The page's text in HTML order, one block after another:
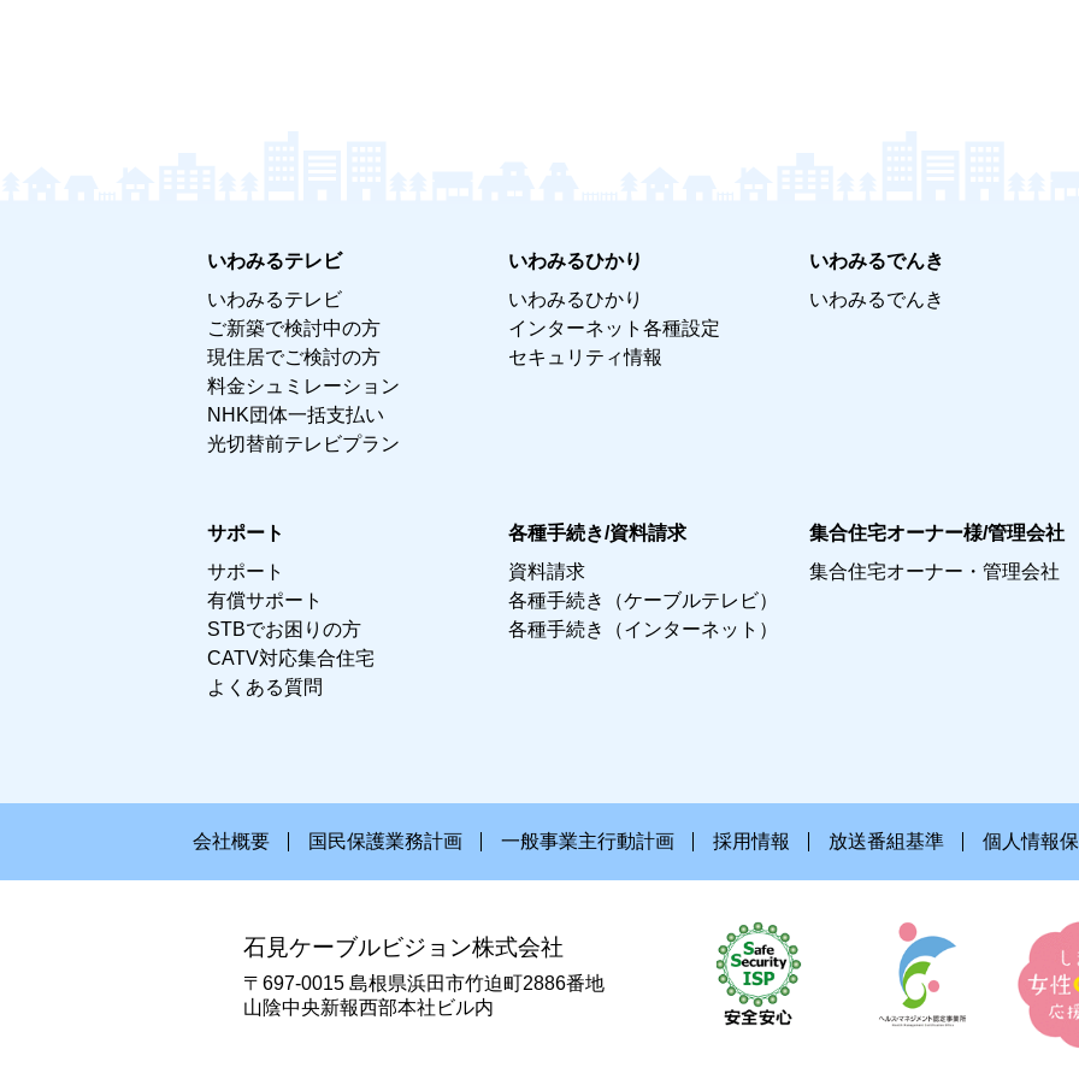
いわみるテレビ
いわみるテレビ
ご新築で検討中の方
現住居でご検討の方
料金シュミレーション
NHK団体一括支払い
光切替前テレビプラン
いわみるひかり
いわみるひかり
インターネット各種設定
セキュリティ情報
いわみるでんき
いわみるでんき
サポート
サポート
有償サポート
STBでお困りの方
CATV対応集合住宅
よくある質問
各種手続き/資料請求
資料請求
各種手続き（ケーブルテレビ）
各種手続き（インターネット）
集合住宅オーナー様/管理会社
集合住宅オーナー・管理会社
会社概要 国民保護業務計画 一般事業主行動計画 採用情報 放送番組基準 個人情報
石見ケーブルビジョン株式会社
〒697-0015 島根県浜田市竹迫町2886番地
山陰中央新報西部本社ビル内